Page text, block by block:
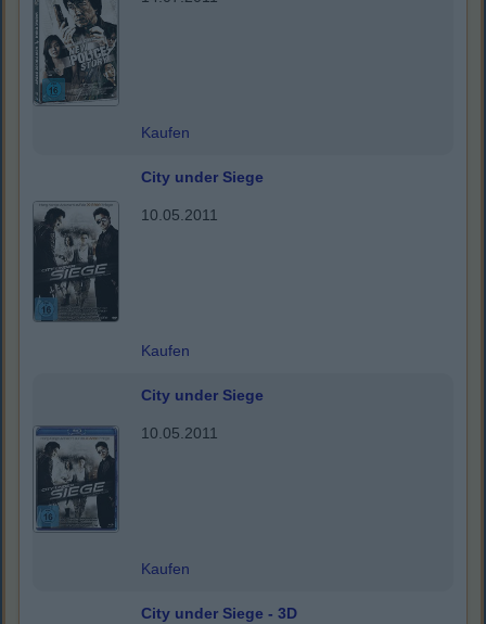
Kaufen
City under Siege
10.05.2011
Kaufen
City under Siege
10.05.2011
Kaufen
City under Siege - 3D